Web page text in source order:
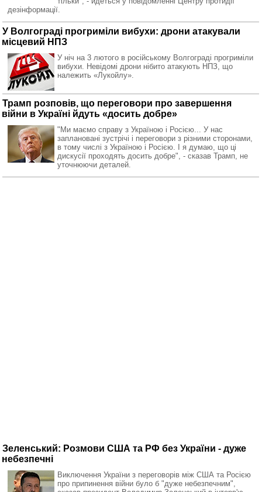
дезінформації.
У Волгограді прогриміли вибухи: дрони атакували
місцевий НПЗ
У ніч на 3 лютого в російському Волгограді прогриміли
вибухи. Невідомі дрони нібито атакують НПЗ, що
належить «Лукойлу».
Трамп розповів, що переговори про завершення
війни в Україні йдуть «досить добре»
"Ми маємо справу з Україною і Росією... У нас
заплановані зустрічі і переговори з різними сторонами,
в тому числі з Україною і Росією. І я думаю, що ці
дискусії проходять досить добре", - сказав Трамп, не
уточнюючи деталей.
Зеленський: Розмови США та РФ без України - дуже
небезпечні
Виключення України з переговорів між США та Росією
про припинення війни було б "дуже небезпечним",